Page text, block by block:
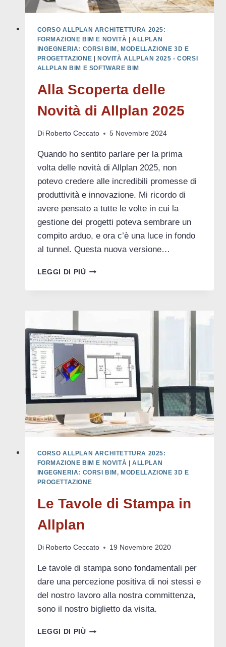
CORSO ALLPLAN ARCHITETTURA 2025:
FORMAZIONE BIM E NOVITÀ | ALLPLAN
INGEGNERIA: CORSI BIM, MODELLAZIONE 3D E
PROGETTAZIONE |NOVITÀ ALLPLAN 2025 - CORSI
ALLPLAN BIM E SOFTWARE BIM
Alla Scoperta delle
Novità di Allplan 2025
Di Roberto Ceccato 5 Novembre 2024
Quando ho sentito parlare per la prima
volta delle novità di Allplan 2025, non
potevo credere alle incredibili promesse di
produttività e innovazione. Mi ricordo di
avere pensato a tutte le volte in cui la
gestione dei progetti poteva sembrare un
compito arduo, e ora c’è una luce in fondo
al tunnel. Questa nuova versione…
LEGGI DI PIÙALLA
DELLE
2025
CORSO ALLPLAN ARCHITETTURA 2025:
FORMAZIONE BIM E NOVITÀ
ALLPLAN
INGEGNERIA: CORSI BIM, MODELLAZIONE 3D E
PROGETTAZIONE
Le Tavole di Stampa in
Allplan
Di Roberto Ceccato 19 Novembre 2020
Le tavole di stampa sono fondamentali per
dare una percezione positiva di noi stessi e
del nostro lavoro alla nostra committenza,
sono il nostro biglietto da visita.
LEGGI DI PIÙLE